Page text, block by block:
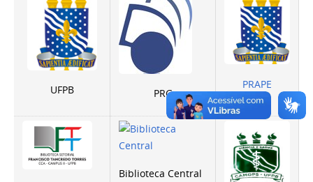
UFPB PRG
PRAPE
Biblioteca Central